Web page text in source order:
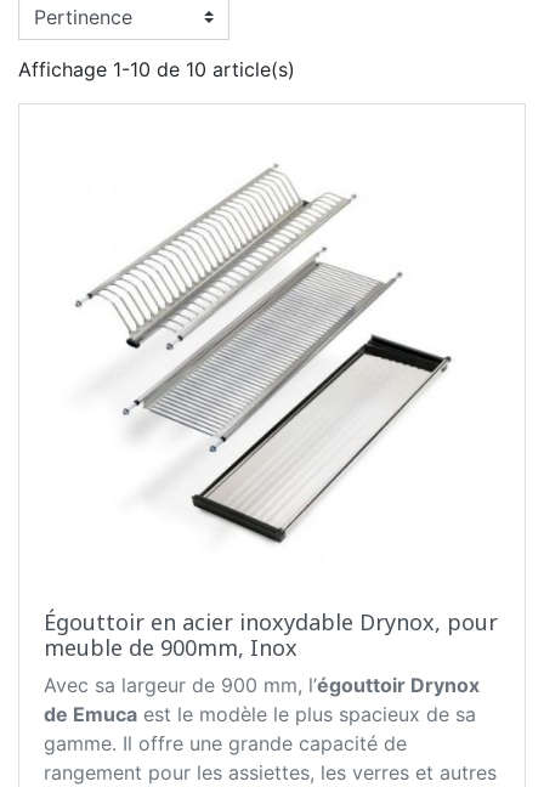
Affichage 1-10 de 10 article(s)
Égouttoir en acier inoxydable Drynox, pour
meuble de 900mm, Inox
Avec sa largeur de 900 mm, l’égouttoir Drynox
de Emuca est le modèle le plus spacieux de sa
gamme. Il offre une grande capacité de
rangement pour les assiettes, les verres et autres